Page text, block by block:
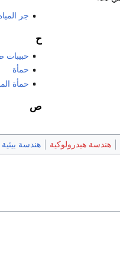
جر
ح
حبيبات
حمأة
حمأة
ص
هندسة هيدرولوكية هندسة بيئية